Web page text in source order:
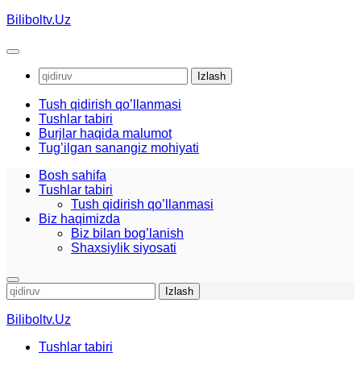
Skip
content
Biliboltv.Uz
Qidirshish:
Tush qidirish qo’llanmasi
Tushlar tabiri
Burjlar haqida malumot
Tug’ilgan sanangiz mohiyati
Bosh sahifa
Tushlar tabiri
Tush qidirish qo’llanmasi
Biz haqimizda
Biz bilan bog’lanish
Shaxsiylik siyosati
Qidirshish:
Biliboltv.Uz
Tushlar tabiri